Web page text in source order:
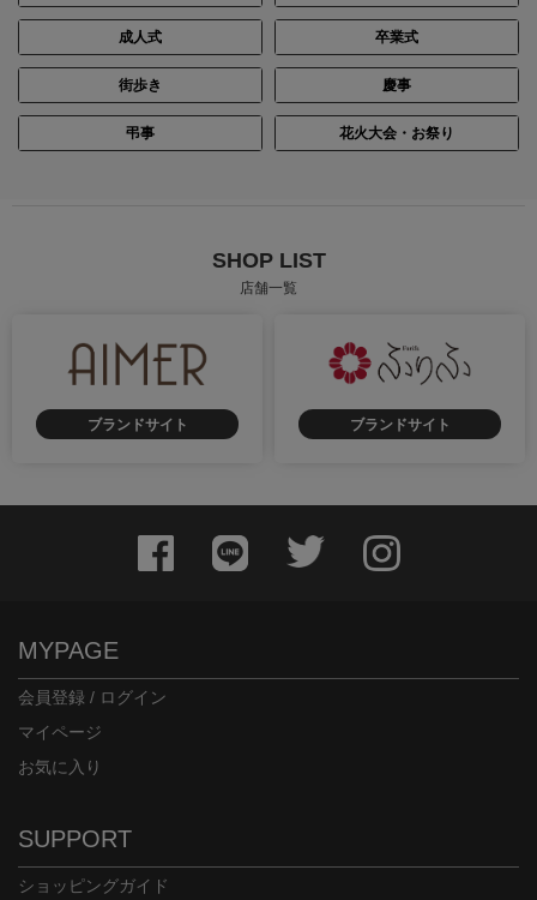
身長：156cm 身長：154cm
成人式 卒業式
街歩き 慶事
弔事 花火大会・お祭り
SHOP LIST
店舗一覧
ブランドサイト ブランドサイト
MYPAGE
会員登録 / ログイン
マイページ
お気に入り
SUPPORT
ショッピングガイド